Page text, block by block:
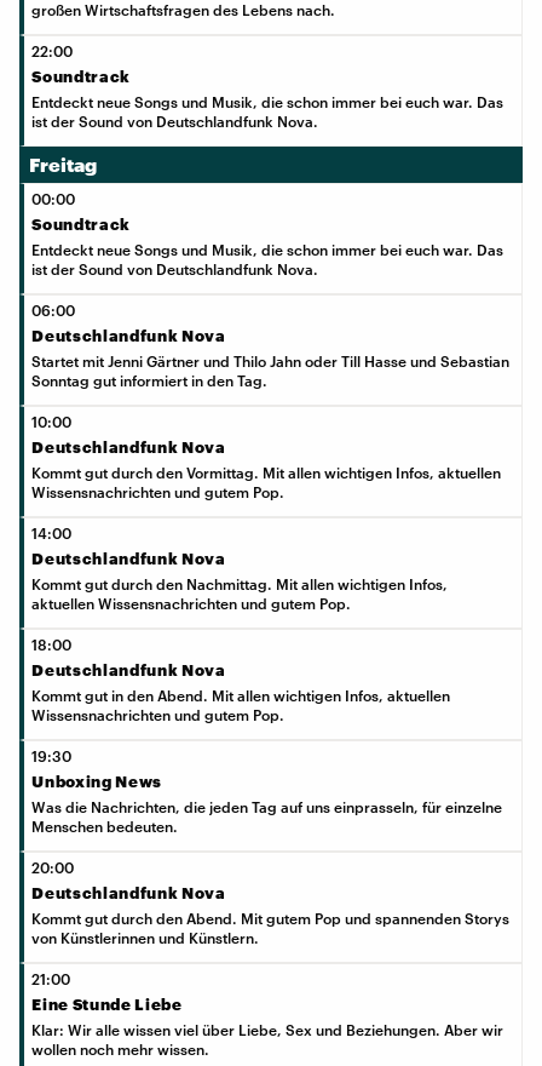
großen Wirtschaftsfragen des Lebens nach.
22:00
Soundtrack
Entdeckt neue Songs und Musik, die schon immer bei euch war. Das
ist der Sound von Deutschlandfunk Nova.
Freitag
00:00
Soundtrack
Entdeckt neue Songs und Musik, die schon immer bei euch war. Das
ist der Sound von Deutschlandfunk Nova.
06:00
Deutschlandfunk Nova
Startet mit Jenni Gärtner und Thilo Jahn oder Till Hasse und Sebastian
Sonntag gut informiert in den Tag.
10:00
Deutschlandfunk Nova
Kommt gut durch den Vormittag. Mit allen wichtigen Infos, aktuellen
Wissensnachrichten und gutem Pop.
14:00
Deutschlandfunk Nova
Kommt gut durch den Nachmittag. Mit allen wichtigen Infos,
aktuellen Wissensnachrichten und gutem Pop.
18:00
Deutschlandfunk Nova
Kommt gut in den Abend. Mit allen wichtigen Infos, aktuellen
Wissensnachrichten und gutem Pop.
19:30
Unboxing News
Was die Nachrichten, die jeden Tag auf uns einprasseln, für einzelne
Menschen bedeuten.
20:00
Deutschlandfunk Nova
Kommt gut durch den Abend. Mit gutem Pop und spannenden Storys
von Künstlerinnen und Künstlern.
21:00
Eine Stunde Liebe
Klar: Wir alle wissen viel über Liebe, Sex und Beziehungen. Aber wir
wollen noch mehr wissen.